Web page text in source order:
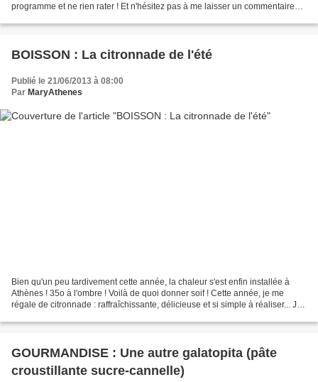
programme et ne rien rater ! Et n'hésitez pas à me laisser un commentaire
BOISSON : La citronnade de l'été
Publié le 21/06/2013 à 08:00
Par MaryAthenes
Bien qu'un peu tardivement cette année, la chaleur s'est enfin installée à
Athènes ! 35o à l'ombre ! Voilà de quoi donner soif ! Cette année, je me
régale de citronnade : raffraîchissante, délicieuse et si simple à réaliser... Je
GOURMANDISE : Une autre galatopita (pâte
croustillante sucre-cannelle)